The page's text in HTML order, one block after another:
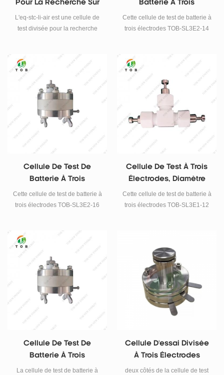
Pour La Recherche Sur
Les Batteries Lithium-Air
L'eq-stc-li-air est une cellule de
test divisée pour la recherche
pression du flux d'air et tester
facilement divers matériaux
d'anode et de cathode.
Batterie À Trois
Électrodes En Titane De
Haute Pureté
Cette cellule de test de batterie à
trois électrodes TOB-SL3E2-14
ou les environnements
hautement corrosifs. Son
diamètre intérieur est de 14 mm
(peut être personnalisé).
Cellule De Test De
Batterie À Trois
Électrodes De 16 Mm
Cette cellule de test de batterie à
trois électrodes TOB-SL3E2-16
seul comme deux électrodes, et
des plaques de titane et de
molybdène peuvent être
ajoutées pour des expériences
Cellule De Test À Trois
Électrodes, Diamètre
Intérieur De 12 Mm
Cette cellule de test de batterie à
trois électrodes TOB-SL3E1-12
diamètre intérieur est de 12 mm
(peut être personnalisé).
Cellule De Test De
Batterie À Trois
Électrodes
La cellule de test de batterie à
Cellule D'essai Divisée
À Trois Électrodes
deux côtés de la cellule de test